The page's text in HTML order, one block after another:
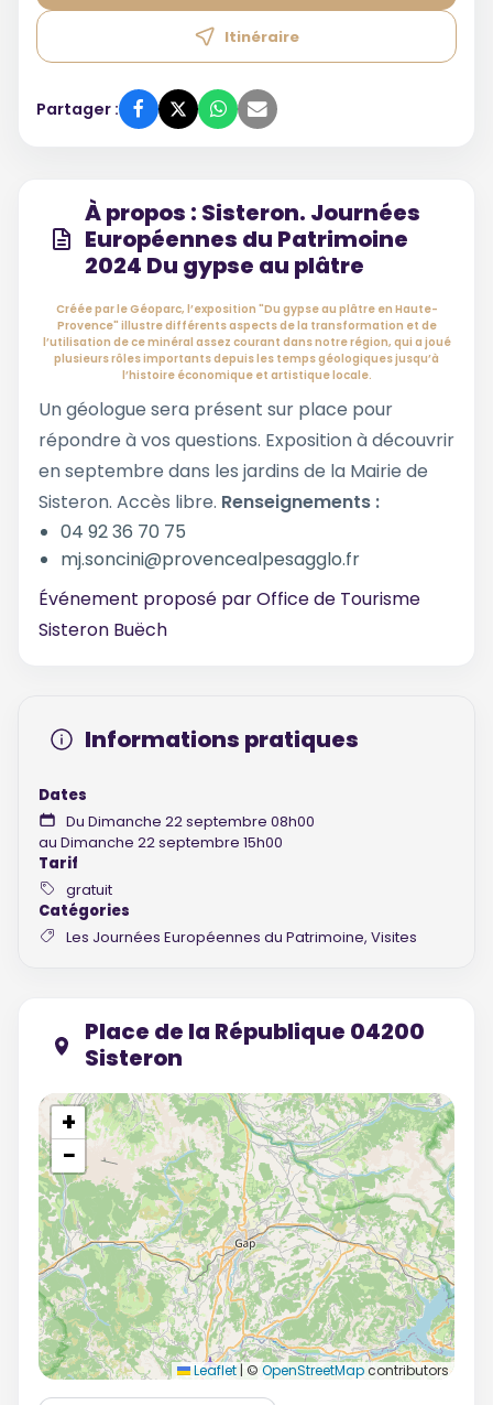
Itinéraire
Partager :
À propos : Sisteron. Journées
Européennes du Patrimoine
2024 Du gypse au plâtre
Créée par le Géoparc, l’exposition "Du gypse au plâtre en Haute-
Provence" illustre différents aspects de la transformation et de
l’utilisation de ce minéral assez courant dans notre région, qui a joué
plusieurs rôles importants depuis les temps géologiques jusqu’à
l’histoire économique et artistique locale.
Un géologue sera présent sur place pour
répondre à vos questions. Exposition à découvrir
en septembre dans les jardins de la Mairie de
Sisteron. Accès libre. Renseignements :
04 92 36 70 75
mj.soncini@provencealpesagglo.fr
Événement proposé parOffice de Tourisme
Sisteron Buëch
Informations pratiques
Dates
Du Dimanche 22 septembre 08h00
au Dimanche 22 septembre 15h00
Tarif
gratuit
Catégories
Les Journées Européennes du Patrimoine, Visites
Place de la République 04200
Sisteron
+
−
Leaflet | © OpenStreetMapcontributors